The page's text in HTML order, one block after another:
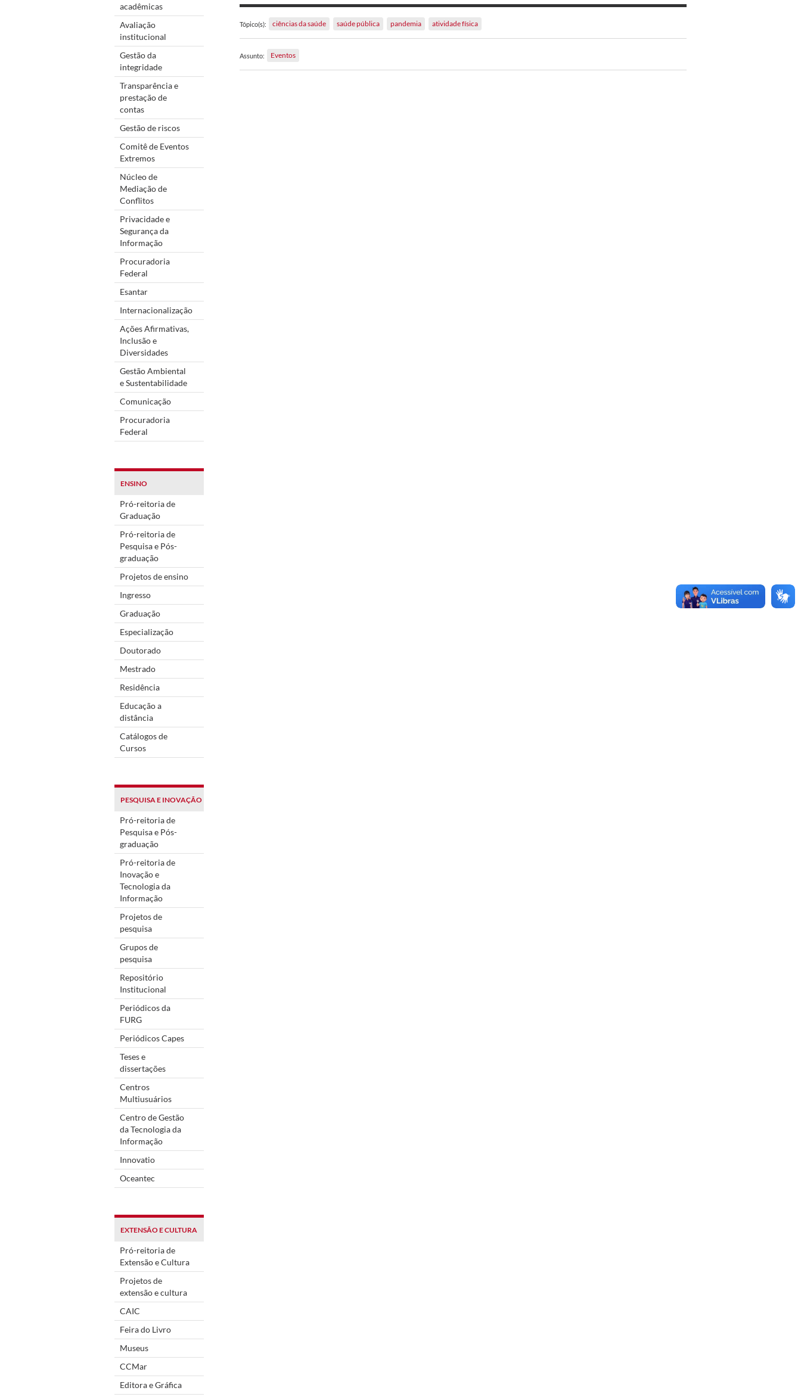
acadêmicas
Avaliação
institucional
Gestão da
integridade
Transparência e
prestação de
contas
Gestão de riscos
Comitê de Eventos
Extremos
Núcleo de
Mediação de
Conflitos
Privacidade e
Segurança da
Informação
Procuradoria
Federal
Esantar
Internacionalização
Ações Afirmativas,
Inclusão e
Diversidades
Gestão Ambiental
e Sustentabilidade
Comunicação
Procuradoria
Federal
ENSINO
Pró-reitoria de
Graduação
Pró-reitoria de
Pesquisa e Pós-
graduação
Projetos de ensino
Ingresso
Graduação
Especialização
Doutorado
Mestrado
Residência
Educação a
distância
Catálogos de
Cursos
PESQUISA E INOVAÇÃO
Pró-reitoria de
Pesquisa e Pós-
graduação
Pró-reitoria de
Inovação e
Tecnologia da
Informação
Projetos de
pesquisa
Grupos de
pesquisa
Repositório
Institucional
Periódicos da
FURG
Periódicos Capes
Teses e
dissertações
Centros
Multiusuários
Centro de Gestão
da Tecnologia da
Informação
Innovatio
Oceantec
EXTENSÃO E CULTURA
Pró-reitoria de
Extensão e Cultura
Projetos de
extensão e cultura
CAIC
Feira do Livro
Museus
CCMar
Editora e Gráfica
Tópico(s): ciências da saúde saúde pública pandemia atividade física
Assunto: Eventos